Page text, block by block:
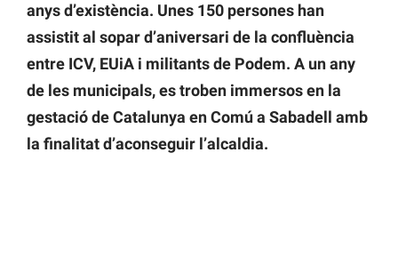
anys d’existència. Unes 150 persones han
assistit al sopar d’aniversari de la confluència
entre ICV, EUiA i militants de Podem. A un any
de les municipals, es troben immersos en la
gestació de Catalunya en Comú a Sabadell amb
la finalitat d’aconseguir l’alcaldia.